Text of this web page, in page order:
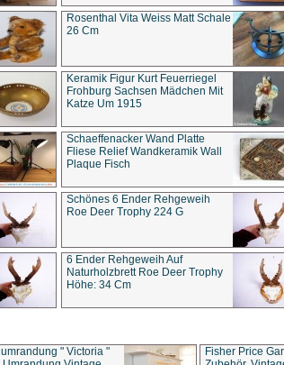
Rosenthal Vita Weiss Matt Schale
26 Cm
Keramik Figur Kurt Feuerriegel
Frohburg Sachsen Mädchen Mit
Katze Um 1915
Schaeffenacker Wand Platte
Fliese Relief Wandkeramik Wall
Plaque Fisch
Schönes 6 Ender Rehgeweih
Roe Deer Trophy 224 G
6 Ender Rehgeweih Auf
Naturholzbrett Roe Deer Trophy
Höhe: 34 Cm
" Victoria "
Fisher Price